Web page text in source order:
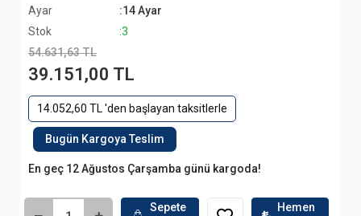
Ayar
:14 Ayar
Stok
:3
54.631,63 TL
39.151,00 TL
14.052,60 TL 'den başlayan taksitlerle
Bugün Kargoya Teslim
En geç 12 Ağustos Çarşamba günü kargoda!
Sepete
Hemen